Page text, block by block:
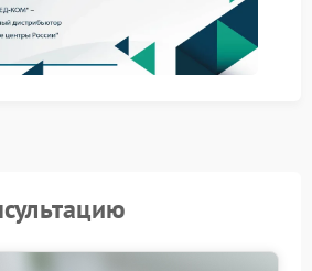
центр Leica позволяет
корректно, сохранив
камеры и ее рабочую